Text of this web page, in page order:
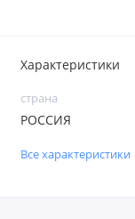
Характеристики
страна
РОССИЯ
Все характеристики